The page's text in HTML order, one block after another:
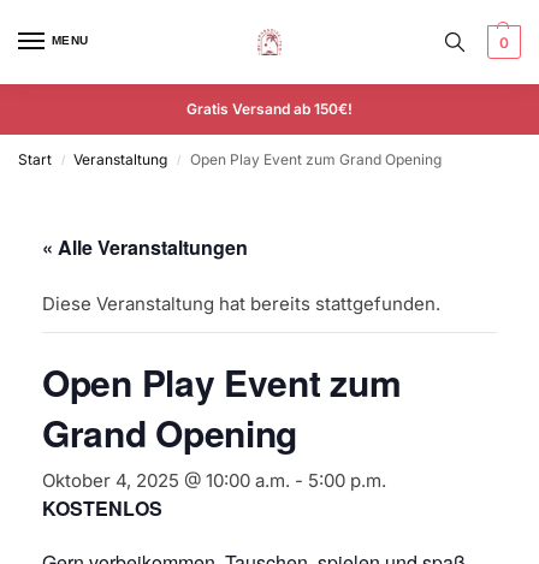
MENU 0
Gratis Versand ab 150€!
Start / Veranstaltung / Open Play Event zum Grand Opening
« Alle Veranstaltungen
Diese Veranstaltung hat bereits stattgefunden.
Open Play Event zum
Grand Opening
Oktober 4, 2025 @ 10:00 a.m. - 5:00 p.m.
KOSTENLOS